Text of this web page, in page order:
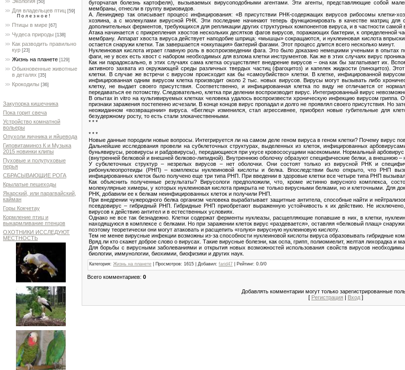
[50]
Для владельцев птиц [59]
П о л е з н о е !
Птицы в мире [67]
Чудеса природы [138]
Как разводить правильно
кур [23]
Жизнь на планете [129]
Обыкновенные животные
в деталях [35]
Крокодилы [36]
Закупорка кишечника
Пока горит свеча
Устройство комнатной
вольеры
Опухоли яичника и яйцевода
Гиповитаминоз К и Музыка
2015 новинки клипы
Пуховые и полупуховые
перья
СБРАСЫВАЮЩИЕ РОГА
Крылатые пешеходы
Якарский, или парагвайский,
кайман
Горы Кокчетау
Кормление птиц и
выкармливание птенцов
ОХОТНИКИ ИССЛЕДУЮТ
МЕСТНОСТЬ
бугорчатая болезнь картофеля), вызываемых вирусоподобными агентами. Эти агенты, представляющие собой
мембраны, отнесли в группу вириовидов.
А. Ленинджер так описывает процесс инфицирования: «В присутствии РНК-содержащих вирусов рибосомы клетки-
хозяина, а с молекулами вирусной РНК. Эти последние начинают теперь функционировать в качестве матриц для
дополнительных ферментов, требующихся для репликации других структурных компонентов вируса, и в частности самой
Атака начинается с прикрепления хвостов нескольких десятков фагов вирусов, поражающих бактерии, к определенной
мембрану. Аппарат хвоста вируса действует наподобие шприца: «мышцы» сокращаются, и нуклеиновая кислота
остается снаружи клетки. Так завершается «оккупация» бактерий фагами. Этот процесс длится всего несколько минут.
Нуклеиновая кислота играет главную роль в воспроизведении фага. Это было доказано немецкими учеными в опытах
фаги, не у всех есть хвост с набором необходимых для взлома клетки инструментов. Как же в этих случаях вирус
Как ни парадоксально, в этих случаях сама клетка осуществляет внедрение вирусов – она как бы заглатывает их.
активного захвата из окружающей среды различных твердых частиц (фагоцитоз) и капелек жидкости (пиноцитоз).
клетки. В случае же встречи с вирусом происходит как бы «самоубийство» клетки. В клетке, инфицированной
инфицированная одним вирусом клетка производит около 2 тыс. новых вирусов. Вирусы могут вызывать либо
клетку, не выдает своего присутствия. Соответственно, и инфицированная клетка по виду не отличается от
передаваться ее потомству. Следовательно, клетка при делении воспроизводит вирус. Интегрированный вирус
В опытах in vitro на культивируемых клетках человека удалось воспроизвести хроническую инфекцию вирусом гриппа.
признаки заражения постепенно исчезали. В конце концов вирус пропадал и долго не проявлял своего присутствия. Но
неожиданном «возвращении» вируса. «Беглец» изменился, стал агрессивнее, приобрел новые губительные для
безудержному росту, то есть стали злокачественными.
* * *
* * *
Новые данные породили новые вопросы. Интегрируется ли на самом деле геном вируса в геном клетки? Почему вирус
Дальнейшие исследования провели на субклеточных структурах, выделенных из клеток, инфицированных
буньявирусы, реовирусы и рабдовирусы), передающиеся при укусе кровососущими насекомыми. Нормальный арбовирус
(внутренней белковой и внешней белково-липидной). Внутреннюю оболочку образуют специфические белки, а внешнюю –
У субклеточных структур – незрелых вирусов – нет оболочки. Они состоят только из вирусной РНК и
рибонуклеопротеиды (РНП) – комплексы нуклеиновой кислоты и белка. Впоследствии было открыто, что РНП
инфицированных клеток было получено еще три типа РНП. При введении в здоровые клетки все четыре типа РНП
Как объяснить полученные результаты? Вирусологи предположили, что, кроме истинно вирусного комплекса,
молекулярные химеры, у которых нуклеиновая кислота прикрыта не только вирусными белками, но и клеточными. Для
РНК, добавили ее к белкам неинфицированных клеток и получили РНП.
При внедрении чужеродного белка организм человека вырабатывает защитные антитела, способные найти и
псевдовирус – гибридный РНП. Гибридные РНП приобретают выраженную устойчивость к их действию. Не
вирусов к действию антител и в естественных условиях.
Однако не все так безнадежно. Клетки содержат ферменты нуклеазы, расщепляющие попавшие в них, в клетки,
находящуюся в комплексе с белками. Но при заражении клеток вирус «раздевается», оставляя «белковый плащ»
поэтому теоретически они могут атаковать и расщепить «голую» вирусную нуклеиновую кислоту.
Тем не менее вирусные инфекции возможны из-за способности нуклеиновой кислоты вируса образовывать гибридные
Вряд ли кто скажет доброе слово о вирусах. Такие вирусные болезни, как оспа, грипп, полиомиелит, желтая лихорадка и
Для борьбы с вирусными заболеваниями и открытия новых возможностей использования свойств вирусов
биологии, иммунологии, биохимии, биофизики и других наук.
Категория: Жизнь на планете Просмотров: 1615 | Добавил: farid47 Рейтинг: 0.0/0
Всего комментариев: 0
Добавлять комментарии могут только зарегистрированные
[ Регистрация | Вход ]